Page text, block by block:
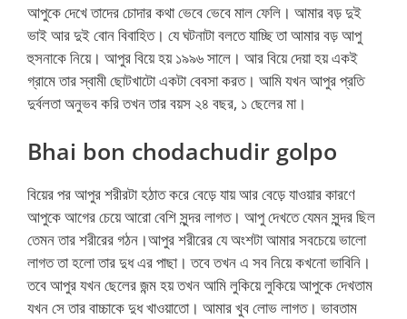
আপুকে দেখে তাদের চোদার কথা ভেবে ভেবে মাল ফেলি। আমার বড় দুই
ভাই আর দুই বোন বিবাহিত। যে ঘটনাটা বলতে যাচ্ছি তা আমার বড় আপু
হুসনাকে নিয়ে। আপুর বিয়ে হয় ১৯৯৬ সালে। আর বিয়ে দেয়া হয় একই
গ্রামে তার স্বামী ছোটখাটো একটা বেবসা করত। আমি যখন আপুর প্রতি
দুর্বলতা অনুভব করি তখন তার বয়স ২৪ বছর, ১ ছেলের মা।
Bhai bon chodachudir golpo
বিয়ের পর আপুর শরীরটা হঠাত করে বেড়ে যায় আর বেড়ে যাওয়ার কারণে
আপুকে আগের চেয়ে আরো বেশি সুন্দর লাগত। আপু দেখতে যেমন সুন্দর ছিল
তেমন তার শরীরের গঠন।আপুর শরীরের যে অংশটা আমার সবচেয়ে ভালো
লাগত তা হলো তার দুধ এর পাছা। তবে তখন এ সব নিয়ে কখনো ভাবিনি।
তবে আপুর যখন ছেলের জন্ম হয় তখন আমি লুকিয়ে লুকিয়ে আপুকে দেখতাম
যখন সে তার বাচ্চাকে দুধ খাওয়াতো। আমার খুব লোভ লাগত। ভাবতাম